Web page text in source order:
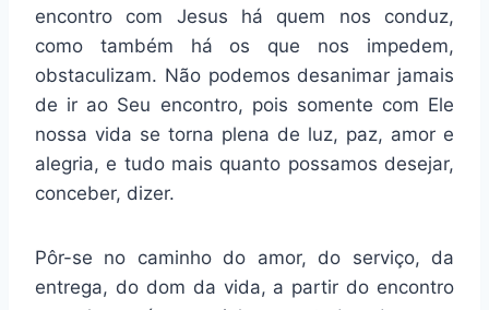
encontro com Jesus há quem nos conduz,
como também há os que nos impedem,
obstaculizam. Não podemos desanimar jamais
de ir ao Seu encontro, pois somente com Ele
nossa vida se torna plena de luz, paz, amor e
alegria, e tudo mais quanto possamos desejar,
conceber, dizer.
Pôr-se no caminho do amor, do serviço, da
entrega, do dom da vida, a partir do encontro